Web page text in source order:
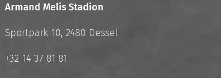
Armand Melis Stadion
Sportpark 10, 2480 Dessel
+32 14 37 81 81